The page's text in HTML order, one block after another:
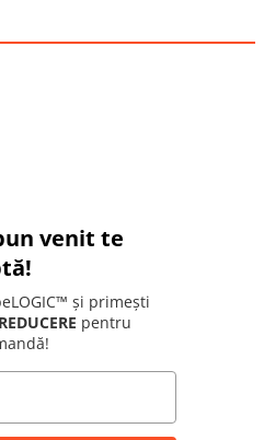
venit te
și primești
pentru